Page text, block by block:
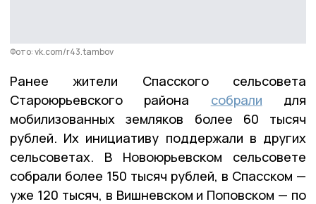
Фото: vk.com/r43.tambov
Ранее жители Спасского сельсовета
Староюрьевского района собрали для
мобилизованных земляков более 60 тысяч
рублей. Их инициативу поддержали в других
сельсоветах. В Новоюрьевском сельсовете
собрали более 150 тысяч рублей, в Спасском —
уже 120 тысяч, в Вишневском и Поповском — по